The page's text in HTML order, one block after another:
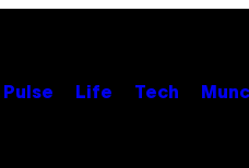
Pulse Life Tech